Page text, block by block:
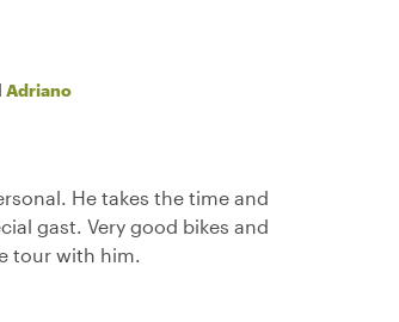
Adriano
He takes the time and
gast. Very good bikes and
tour with him.